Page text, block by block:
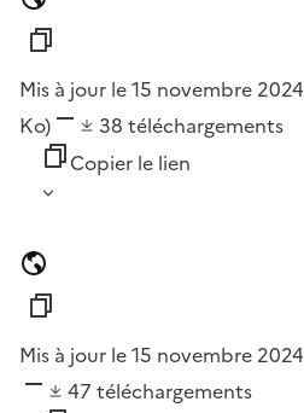
Mis à jour le 15 novembre 2024
Ko)
38 téléchargements
Copier le lien
Mis à jour le 15 novembre 2024
47 téléchargements